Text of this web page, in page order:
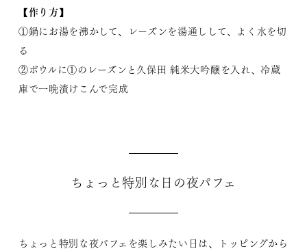
【作り方】
①鍋にお湯を沸かして、レーズンを湯通しして、よく水を切
る
②ボウルに①のレーズンと久保田 純米大吟醸を入れ、冷蔵
庫で一晩漬けこんで完成
ちょっと特別な日の夜パフェ
ちょっと特別な夜パフェを楽しみたい日は、トッピングから